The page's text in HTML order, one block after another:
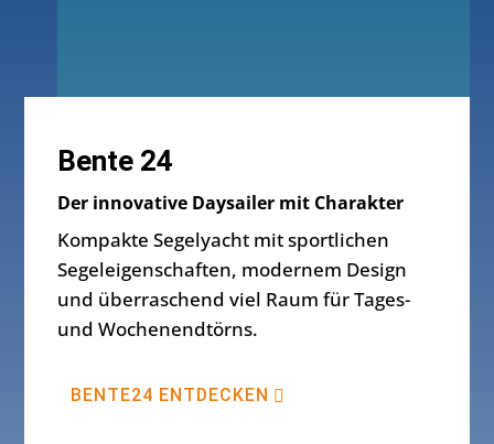
Bente 24
Der innovative Daysailer mit Charakter
Kompakte Segelyacht mit sportlichen
Segeleigenschaften, modernem Design
und überraschend viel Raum für Tages-
und Wochenendtörns.
BENTE24 ENTDECKEN